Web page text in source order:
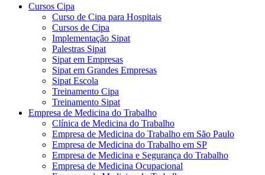
Cursos Cipa
Curso de Cipa para Hospitais
Cursos de Cipa
Implementação Sipat
Palestras Sipat
Sipat em Empresas
Sipat em Grandes Empresas
Sipat Escola
Treinamento Cipa
Treinamento Sipat
Empresa de Medicina do Trabalho
Clínica de Medicina do Trabalho
Empresa de Medicina do Trabalho em São Paulo
Empresa de Medicina do Trabalho em SP
Empresa de Medicina e Segurança do Trabalho
Empresa de Medicina Ocupacional